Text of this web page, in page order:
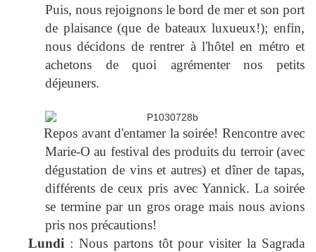
Puis, nous rejoignons le bord de mer et son port
de plaisance (que de bateaux luxueux!); enfin,
nous décidons de rentrer à l'hôtel en métro et
achetons de quoi agrémenter nos petits
déjeuners.
Repos avant d'entamer la soirée! Rencontre avec
Marie-O au festival des produits du terroir (avec
dégustation de vins et autres) et dîner de tapas,
différents de ceux pris avec Yannick. La soirée
se termine par un gros orage mais nous avions
pris nos précautions!
Lundi : Nous partons tôt pour visiter la Sagrada